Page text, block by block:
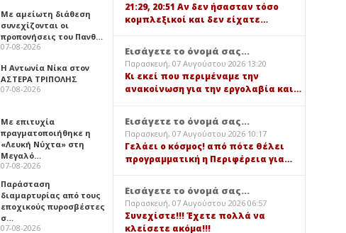
Με αμείωτη διάθεση
συνεχίζονται οι
προπονήσεις του Πανθ…
07-08-2026
Η Αντωνία Νίκα στον
ΑΣΤΕΡΑ ΤΡΙΠΟΛΗΣ
07-08-2026
Με επιτυχία
πραγματοποιήθηκε η
«Λευκή Νύχτα» στη
Μεγαλό…
07-08-2026
Παράσταση
διαμαρτυρίας από τους
εποχικούς πυροσβέστες
σ…
07-08-2026
21:29, 20:51 Αν δεν ήσασταν τόσο
κομπλεξικοί και δεν είχατε…
Εισάγετε το όνομά σας...
Παρασκευή, 07 Αυγούστου 2026 13:20
Κι εκεί που περιμέναμε την
ανακοίνωση για την εργολαβία και…
Εισάγετε το όνομά σας...
Παρασκευή, 07 Αυγούστου 2026 10:17
Γελάει ο κόσμος! από πότε θέλει
προγραμματική η Περιφέρεια για…
Εισάγετε το όνομά σας...
Παρασκευή, 07 Αυγούστου 2026 06:57
Συνεχίστε!!! Έχετε πολλά να
κλείσετε ακόμα!!!